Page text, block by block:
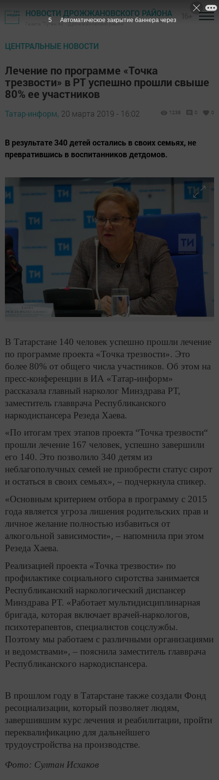
НОВОСТИ ДРОЖЖАНОВСКОГО РАЙОНА
Газета "Туган як" - Дрожжановский район
ЦЕНТРАЛЬНЫЕ НОВОСТИ
Лечение по программе «Точка
трезвости» в РТ успешно прошли свыше
80% ее участников
Татар-информ, 20 марта 2019 - 16:02 1238 0 0
В результате 340 детей остались в своих семьях, не
превратившись в воспитанников детдомов.
В Татарстане 140 человек успешно прошли лечение
по программе проекта «Точка трезвости». Это
более 80% от общего числа участников. Об этом на
пресс-конференции в ИА «Татар-информ»
рассказала главный нарколог Минздрава РТ,
заместитель главврача Республиканского
наркодиспансера Резеда Хаева.
«По итогам трех этапов проекта “Точка трезвости“
прошли лечение 167 человек, успешно завершили
его 140. Это позволило 340 детям из
неблагополучных семей не приобрести статус сирот
и остаться в своих семьях», – подчеркнула спикер.
«Основным критерием отбора в программу с 2015
года является угроза лишения родительских прав и
личное желание полностью избавиться от
алкогольной зависимости», – напомнила при этом
Резеда Хаева.
Реализацией проекта «Точка трезвости» по
профилактике социального сиротства занимается
Республиканский наркологический диспансер
Минздрава РТ. «Работает мультидисциплинарная
бригада, которая включает врачей-наркологов,
психотерапевтов, специалистов соцслужбы.
Поэтому мы работаем с различными организациями
и ведомствами», – пояснила заместитель главврача
Республиканского наркодиспансера.
В прошлом году в Татарстане также создали Фонд
ресоциализации, который позволяет людям,
завершившим курс лечения и реабилитации, пройти
переквалификацию для дальнейшего
трудоустройства на производстве.
Фото: Султан Исхаков
4 Автоматическое закрытие баннера через